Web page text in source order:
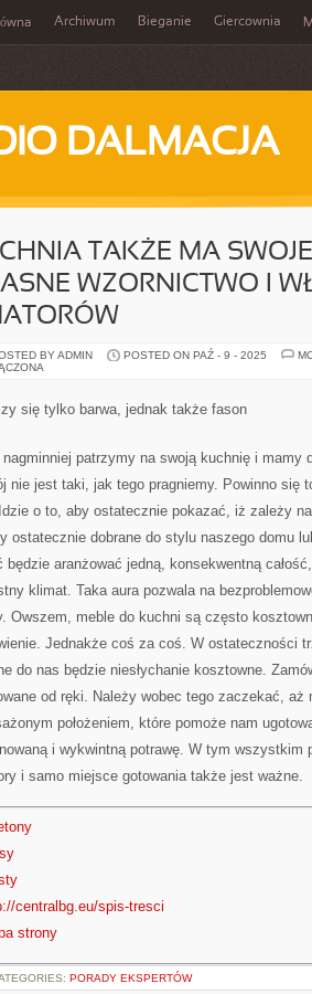
Archiwum Bieganie Giercownia
DALMACJA
TAKŻE MA
WZORNICTWO I
BY ADMIN POSTED ON PAŹ - 9 - 2025
się tylko barwa, jednak także fason
nagminniej patrzymy na swoją kuchnię i mamy
nie jest taki, jak tego pragniemy. Powinno się
o to, aby ostatecznie pokazać, iż zależy
ostatecznie dobrane do stylu naszego domu
będzie aranżować jedną, konsekwentną
klimat. Taka aura pozwala na
Owszem, meble do kuchni są często
Jednakże coś za coś. W ostateczności
do nas będzie niesłychanie kosztowne.
od ręki. Należy wobec tego zaczekać, aż
położeniem, które pomoże nam
i wykwintną potrawę. W tym
i samo miejsce gotowania także jest ważne.
centralbg.eu/spis-tresci
strony
PORADY EKSPERTÓW